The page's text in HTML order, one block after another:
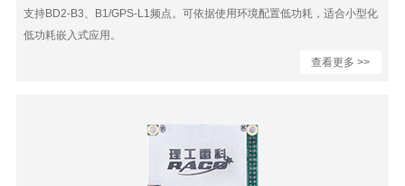
支持BD2-B3、B1/GPS-L1频点。可依据使用环境配置低功耗，适合小型化
低功耗嵌入式应用。
查看更多 >>